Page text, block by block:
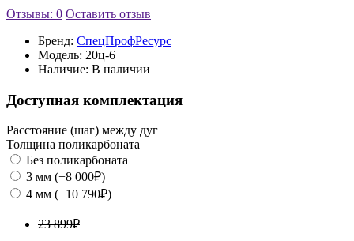
Отзывы: 0 Оставить отзыв
Бренд: СпецПрофРесурс
Модель: 20ц-6
Наличие: В наличии
Доступная комплектация
Расстояние (шаг) между дуг
Толщина поликарбоната
Без поликарбоната
3 мм (+8 000₽)
4 мм (+10 790₽)
23 899₽